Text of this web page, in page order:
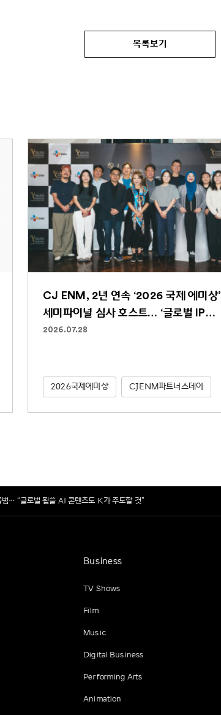
목록보기
CJ ENM, 2년 연속 ‘2026 국제 에미상’
세미파이널 심사 호스트… ‘글로벌 IP
파워하우스’ 역할 굳건
2026.07.28
2026국제에미상 CJENM파트너스데이
범… “글로벌 휩쓸 AI 콘텐츠도 K가 주도할 것”
Business
TV Shows
Film
Music
Digital Business
Performing Arts
Animation